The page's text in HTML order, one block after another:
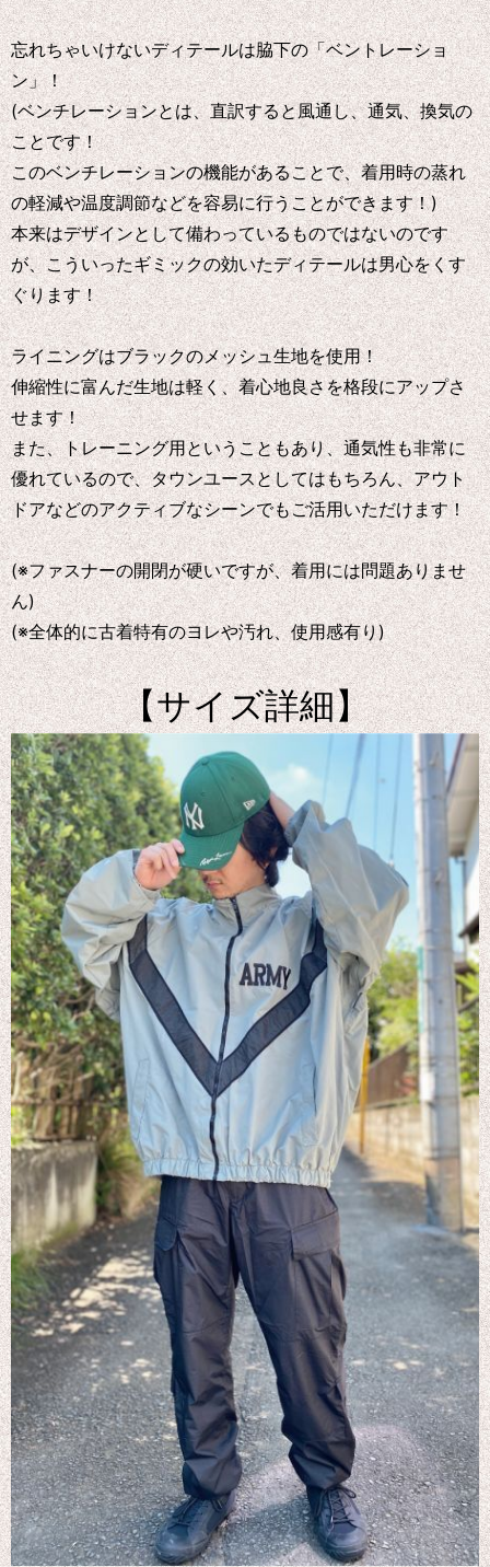
忘れちゃいけないディテールは脇下の「ベントレーショ
ン」！
(ベンチレーションとは、直訳すると風通し、通気、換気の
ことです！
このベンチレーションの機能があることで、着用時の蒸れ
の軽減や温度調節などを容易に行うことができます！)
本来はデザインとして備わっているものではないのです
が、こういったギミックの効いたディテールは男心をくす
ぐります！
ライニングはブラックのメッシュ生地を使用！
伸縮性に富んだ生地は軽く、着心地良さを格段にアップさ
せます！
また、トレーニング用ということもあり、通気性も非常に
優れているので、タウンユースとしてはもちろん、アウト
ドアなどのアクティブなシーンでもご活用いただけます！
(※ファスナーの開閉が硬いですが、着用には問題ありませ
ん)
(※全体的に古着特有のヨレや汚れ、使用感有り)
【サイズ詳細】